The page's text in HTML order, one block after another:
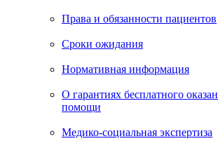
Права и обязанности пациентов
Сроки ожидания
Нормативная информация
О гарантиях бесплатного
помощи
Медико-социальная экспертиза